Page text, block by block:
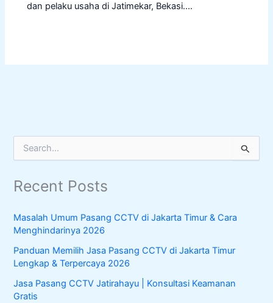
dan pelaku usaha di Jatimekar, Bekasi.…
e
r
f
o
r
:
Recent Posts
Masalah Umum Pasang CCTV di Jakarta Timur & Cara
Menghindarinya 2026
Panduan Memilih Jasa Pasang CCTV di Jakarta Timur
Lengkap & Terpercaya 2026
Jasa Pasang CCTV Jatirahayu | Konsultasi Keamanan
Gratis